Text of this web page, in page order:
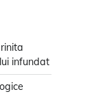
infundat